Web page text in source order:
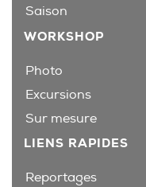
Saison
WORKSHOP
Photo
Excursions
Sur mesure
LIENS RAPIDES
Reportages